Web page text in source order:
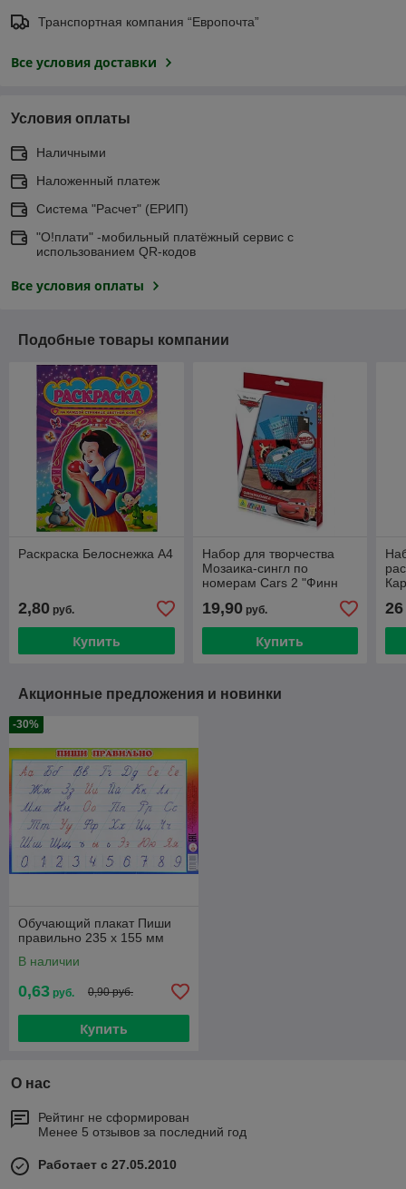
Транспортная компания “Европочта”
Все условия доставки
Условия оплаты
Наличными
Наложенный платеж
Система "Расчет" (ЕРИП)
"О!плати" -мобильный платёжный сервис с
использованием QR-кодов
Все условия оплаты
Подобные товары компании
Раскраска Белоснежка А4
2,80 руб.
Купить
Набор для творчества
Мозаика-сингл по
номерам Cars 2 "Финн
19,90руб.
Купить
26
Акционные предложения и новинки
-30%
Обучающий плакат Пиши
правильно 235 х 155 мм
В наличии
0,63 руб. 0,90 руб.
Купить
О нас
Рейтинг не сформирован
Менее 5 отзывов за последний год
Работает с 27.05.2010